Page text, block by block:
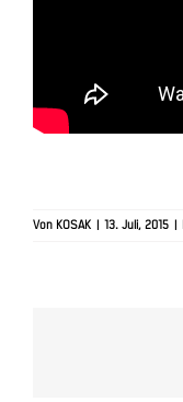
Von KOSAK 13. Juli, 2015